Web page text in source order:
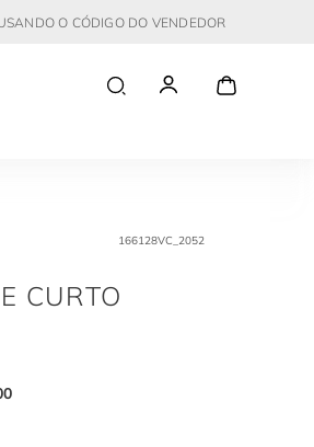
O CÓDIGO DO VENDEDOR
166128VC_2052
CURTO